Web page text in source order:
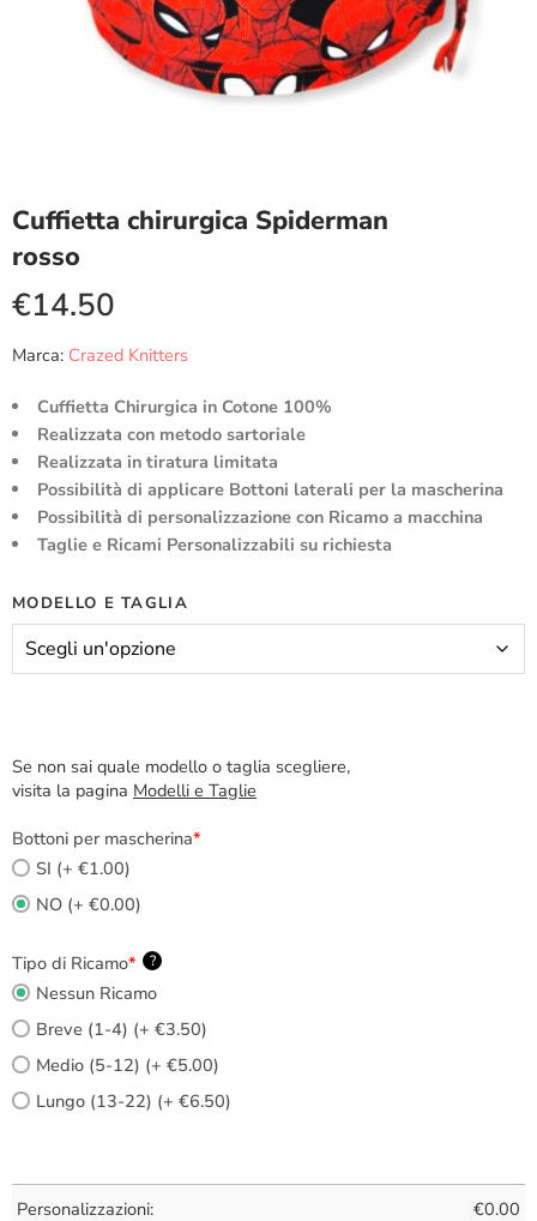
Cuffietta chirurgica Spiderman
rosso
€14.50
Marca: Crazed Knitters
Cuffietta Chirurgica in Cotone 100%
Realizzata con metodo sartoriale
Realizzata in tiratura limitata
Possibilità di applicare Bottoni laterali per la mascherina
Possibilità di personalizzazione con Ricamo a macchina
Taglie e Ricami Personalizzabili su richiesta
MODELLO E TAGLIA
Se non sai quale modello o taglia scegliere,
visita la pagina Modelli e Taglie
Bottoni per mascherina*
SI (+ €1.00)
NO (+ €0.00)
Tipo di Ricamo* ?
Nessun Ricamo
Breve (1-4) (+ €3.50)
Medio (5-12) (+ €5.00)
Lungo (13-22) (+ €6.50)
Personalizzazioni: €0.00